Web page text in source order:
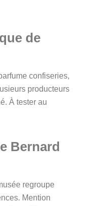
de
confiseries,
producteurs
À tester au
Bernard
regroupe
Mention